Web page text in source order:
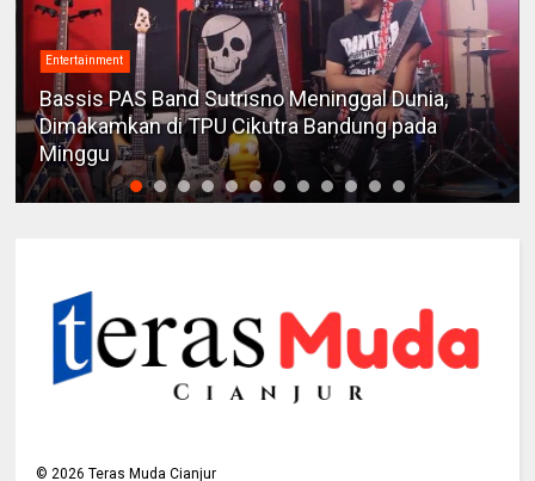
Entertainment
Bassis PAS Band Sutrisno Meninggal Dunia,
Dimakamkan di TPU Cikutra Bandung pada
Minggu
©2026 Teras Muda Cianjur